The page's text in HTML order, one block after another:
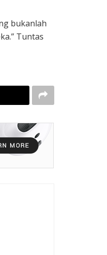
bukanlah
Tuntas